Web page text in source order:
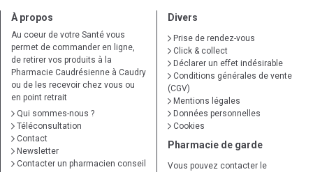
À propos
Au coeur de votre Santé vous
permet de commander en ligne,
de retirer vos produits à la
Pharmacie Caudrésienne à Caudry
ou de les recevoir chez vous ou
en point retrait
Qui sommes-nous ?
Téléconsultation
Contact
Newsletter
Contacter un pharmacien conseil
Divers
Prise de rendez-vous
Click & collect
Déclarer un effet indésirable
Conditions générales de vente
(CGV)
Mentions légales
Données personnelles
Cookies
Pharmacie de garde
Vous pouvez contacter le